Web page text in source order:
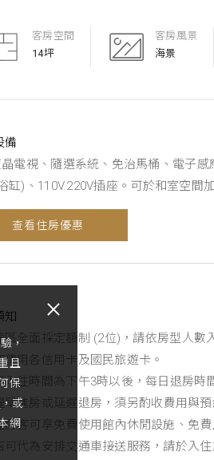
客房空間
14坪
客房風景
海景
備
晶電視、隨選系統、免治馬桶、電子
缸)、110V.220V插座。可於和室空間
查看住房優惠
知
全面採定額制 (2位)，請依房型人數
用各信用卡及國民旅遊卡。
住時間為下午3時以後，每日退房時
進房或延遲退房，須另酌收費用與預
客可享免費使用館內休閒設施、免
代為安排交通車接送服務，請於入住
，
且
保
，或
網